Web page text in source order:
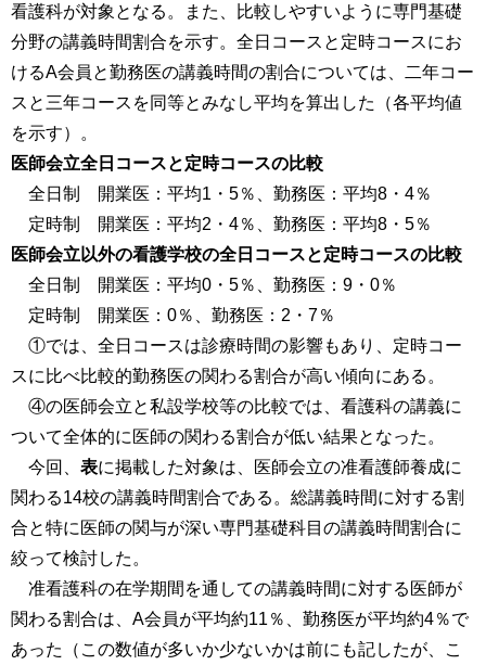
看護科が対象となる。また、比較しやすいように専門基礎
分野の講義時間割合を示す。全日コースと定時コースにお
けるA会員と勤務医の講義時間の割合については、二年コー
スと三年コースを同等とみなし平均を算出した（各平均値
を示す）。
医師会立全日コースと定時コースの比較
全日制 開業医：平均1・5％、勤務医：平均8・4％
定時制 開業医：平均2・4％、勤務医：平均8・5％
医師会立以外の看護学校の全日コースと定時コースの比較
全日制 開業医：平均0・5％、勤務医：9・0％
定時制 開業医：0％、勤務医：2・7％
①では、全日コースは診療時間の影響もあり、定時コー
スに比べ比較的勤務医の関わる割合が高い傾向にある。
④の医師会立と私設学校等の比較では、看護科の講義に
ついて全体的に医師の関わる割合が低い結果となった。
今回、 表に掲載した対象は、医師会立の准看護師養成に
関わる14校の講義時間割合である。総講義時間に対する割
合と特に医師の関与が深い専門基礎科目の講義時間割合に
絞って検討した。
准看護科の在学期間を通しての講義時間に対する医師が
関わる割合は、A会員が平均約11％、勤務医が平均約4％で
あった（この数値が多いか少ないかは前にも記したが、こ